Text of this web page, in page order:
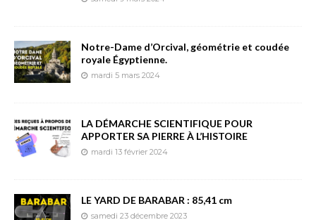
Notre-Dame d’Orcival, géométrie et coudée
royale Égyptienne.
mardi 5 mars 2024
LA DÉMARCHE SCIENTIFIQUE POUR
APPORTER SA PIERRE À L’HISTOIRE
mardi 13 février 2024
LE YARD DE BARABAR : 85,41 cm
samedi 23 décembre 2023